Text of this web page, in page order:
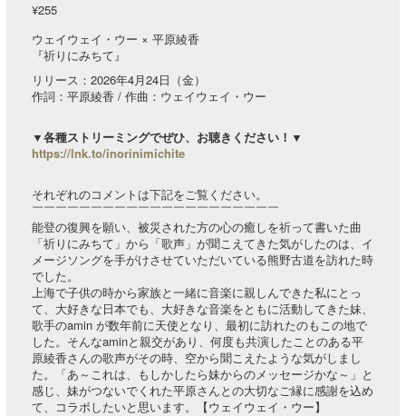
¥255
ウェイウェイ・ウー × 平原綾香
『祈りにみちて』
リリース：2026年4月24日（金）
作詞：平原綾香 / 作曲：ウェイウェイ・ウー
▼各種ストリーミングでぜひ、お聴きください！▼
https://lnk.to/inorinimichite
それぞれのコメントは下記をご覧ください。
￣￣￣￣￣￣￣￣￣￣￣￣￣￣￣￣￣￣￣￣￣
能登の復興を願い、被災された方の心の癒しを祈って書いた曲
「祈りにみちて」から「歌声」が聞こえてきた気がしたのは、イ
メージソングを手がけさせていただいている熊野古道を訪れた時
でした。
上海で子供の時から家族と一緒に音楽に親しんできた私にとっ
て、大好きな日本でも、大好きな音楽をともに活動してきた妹、
歌手のamin が数年前に天使となり、最初に訪れたのもこの地で
した。そんなaminと親交があり、何度も共演したことのある平
原綾香さんの歌声がその時、空から聞こえたような気がしまし
た。「あ～これは、もしかしたら妹からのメッセージかな～」と
感じ、妹がつないでくれた平原さんとの大切なご縁に感謝を込め
て、コラボしたいと思います。【ウェイウェイ・ウー】